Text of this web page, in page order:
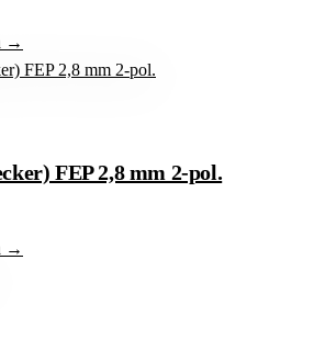
→
FEP 2,8 mm 2-pol.
→